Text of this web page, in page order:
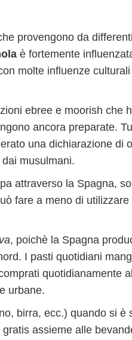
provengono da
è fortemente
molte influenze
ebree e moorish che
ancora preparate.
una dichiarazione di
musulmani.
attraverso la Spagna,
fare a meno di
, poichè la Spagna
I pasti quotidiani
quotidianamente
urbane.
birra, ecc.) quando si è
assieme alle